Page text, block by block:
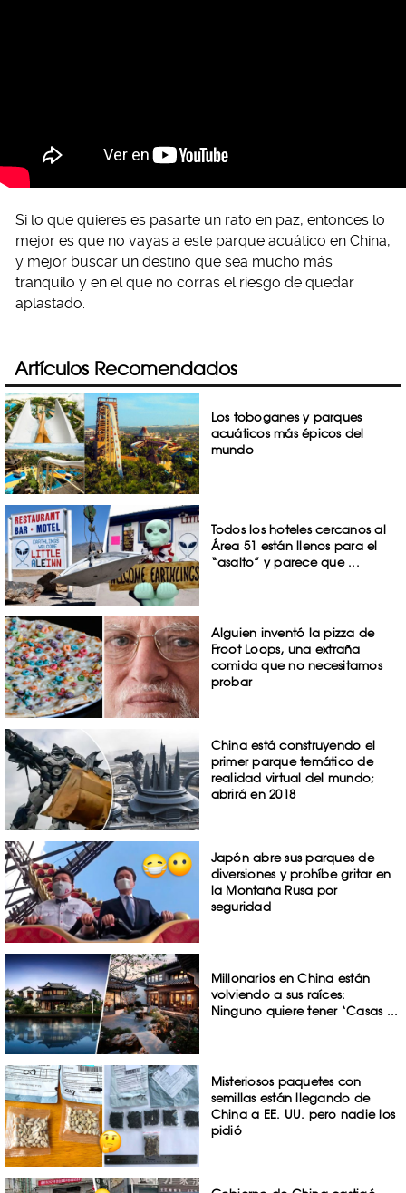
Si lo que quieres es pasarte un rato en paz, entonces lo
mejor es que no vayas a este parque acuático en China,
y mejor buscar un destino que sea mucho más
tranquilo y en el que no corras el riesgo de quedar
aplastado.
Artículos Recomendados
Los toboganes y parques
acuáticos más épicos del
mundo
Todos los hoteles cercanos al
Área 51 están llenos para el
“asalto” y parece que ...
Alguien inventó la pizza de
Froot Loops, una extraña
comida que no necesitamos
probar
China está construyendo el
primer parque temático de
realidad virtual del mundo;
abrirá en 2018
Japón abre sus parques de
diversiones y prohíbe gritar en
la Montaña Rusa por
seguridad
Millonarios en China están
volviendo a sus raíces:
Ninguno quiere tener ‘Casas ...
Misteriosos paquetes con
semillas están llegando de
China a EE. UU. pero nadie los
pidió